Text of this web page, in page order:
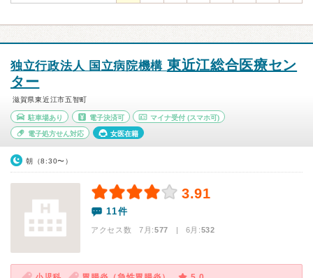
独立行政法人 国立病院機構 東近江総合医療セン
ター
滋賀県東近江市五智町
駐車場あり 電子決済可 マイナ受付 (スマホ可)
電子処方せん対応 女医在籍
朝（8:30〜）
3.91
11件
アクセス数 7月:577 | 6月:532